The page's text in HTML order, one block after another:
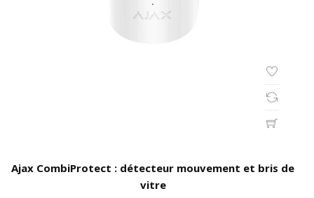
Ajax CombiProtect : détecteur mouvement et bris de
vitre